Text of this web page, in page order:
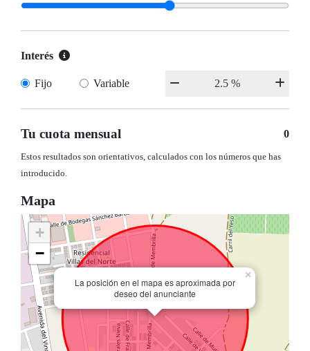
Interés
Fijo Variable
Tu cuota mensual 0
Estos resultados son orientativos, calculados con los números que has
introducido.
Mapa
La posición en el mapa es aproximada por
deseo del anunciante
×
+
−